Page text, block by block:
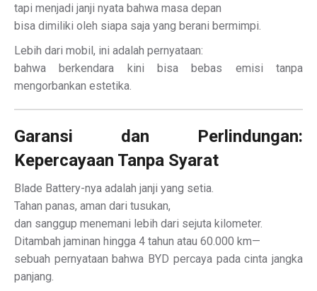
tapi menjadi janji nyata bahwa masa depan
bisa dimiliki oleh siapa saja yang berani bermimpi.
Lebih dari mobil, ini adalah pernyataan:
bahwa berkendara kini bisa bebas emisi tanpa
mengorbankan estetika.
Garansi dan Perlindungan:
Kepercayaan Tanpa Syarat
Blade Battery-nya adalah janji yang setia.
Tahan panas, aman dari tusukan,
dan sanggup menemani lebih dari sejuta kilometer.
Ditambah jaminan hingga 4 tahun atau 60.000 km—
sebuah pernyataan bahwa BYD percaya pada cinta jangka
panjang.